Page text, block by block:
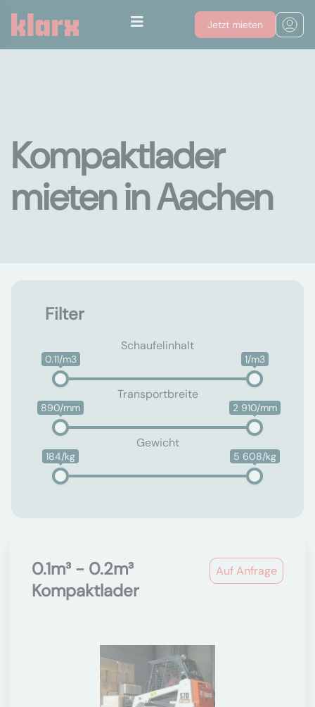
Jetzt mieten
Kompaktlader
mieten in Aachen
Filter
Schaufelinhalt
0.11/m3 1/m3
Transportbreite
890/mm 2 910/mm
Gewicht
184/kg 5 608/kg
Auf Anfrage
0.1m³ - 0.2m³
Kompaktlader